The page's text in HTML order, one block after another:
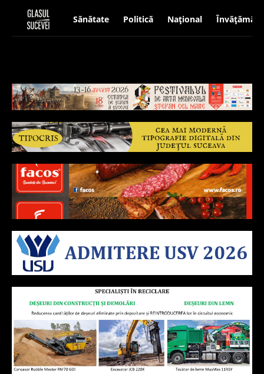
Sănătate Politică Național Învățământ